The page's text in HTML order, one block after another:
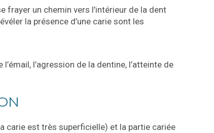
frayer un chemin vers l’intérieur de la dent
la présence d’une carie sont les
l’agression de la dentine, l’atteinte de
carie est très superficielle) et la partie cariée